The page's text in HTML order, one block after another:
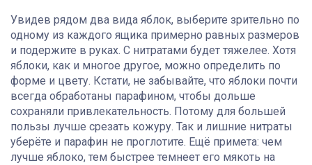
Увидев рядом два вида яблок, выберите зрительно по
одному из каждого ящика примерно равных размеров
и подержите в руках. С нитратами будет тяжелее. Хотя
яблоки, как и многое другое, можно определить по
форме и цвету. Кстати, не забывайте, что яблоки почти
всегда обработаны парафином, чтобы дольше
сохраняли привлекательность. Потому для большей
пользы лучше срезать кожуру. Так и лишние нитраты
уберёте и парафин не проглотите. Ещё примета: чем
лучше яблоко, тем быстрее темнеет его мякоть на